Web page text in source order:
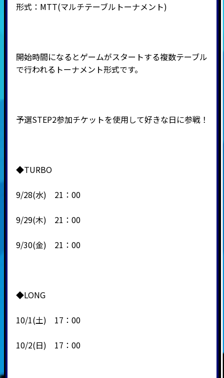
形式： MTT(マルチテーブルトーナメント)
開始時間になるとゲームがスタートする複数テーブル
で行われるトーナメント形式です。
予選STEP2参加チケットを使用して好きな日に参戦！
◆TURBO
9/28(水) 21：00
9/29(木) 21：00
9/30(金) 21：00
◆LONG
10/1(土) 17：00
10/2(日) 17：00